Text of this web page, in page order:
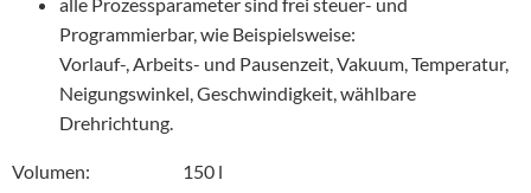
alle Prozessparameter sind frei steuer- und
Programmierbar, wie Beispielsweise:
Vorlauf-, Arbeits- und Pausenzeit, Vakuum, Temperatur,
Neigungswinkel, Geschwindigkeit, wählbare
Drehrichtung.
Volumen: 150 l